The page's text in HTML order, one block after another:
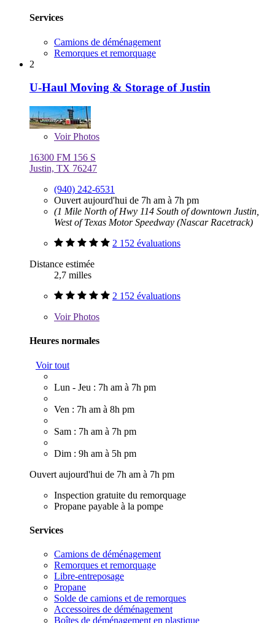
Services
Camions de déménagement
Remorques et remorquage
2
U-Haul Moving & Storage of Justin
VoirPhotos
16300 FM 156 S
Justin, TX 76247
(940) 242-6531
Ouvert aujourd'hui de 7h am à 7h pm
(1 Mile North of Hwy 114 South of downtown Justin,
West of Texas Motor Speedway (Nascar Racetrack)
2 152 évaluations
Distance estimée
2,7 milles
2 152 évaluations
VoirPhotos
Heures normales
Voir tout
Lun - Jeu : 7h am à 7h pm
Ven : 7h am à 8h pm
Sam : 7h am à 7h pm
Dim : 9h am à 5h pm
Ouvert aujourd'hui de 7h am à 7h pm
Inspection gratuite du remorquage
Propane payable à la pompe
Services
Camions de déménagement
Remorques et remorquage
Libre-entreposage
Propane
Solde de camions et de remorques
Accessoires de déménagement
Boîtes de déménagement en plastique